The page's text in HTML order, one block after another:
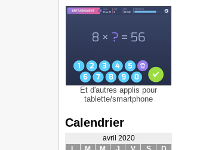
Et d'autres applis pour
tablette/smartphone
Calendrier
avril 2020